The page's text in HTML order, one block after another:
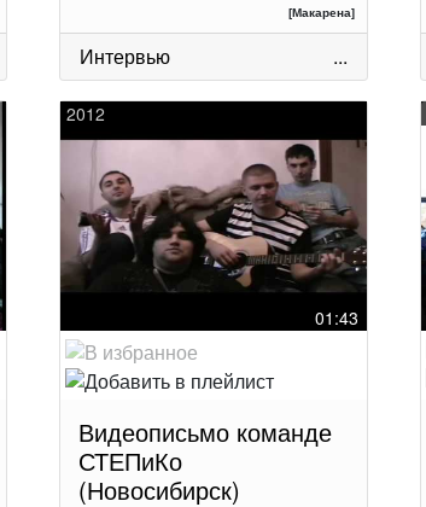
[Макарена]
Интервью ...
2012
01:43
Видеописьмо команде
СТЕПиКо
(Новосибирск)